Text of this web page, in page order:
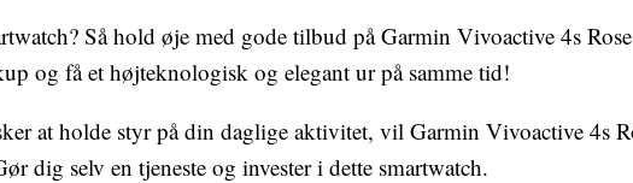
Så hold øje med gode tilbud på Garmin Vivoactive 4s Rose
og få et højteknologisk og elegant ur på samme tid!
at holde styr på din daglige aktivitet, vil Garmin Vivoactive 4s
dig selv en tjeneste og invester i dette smartwatch.